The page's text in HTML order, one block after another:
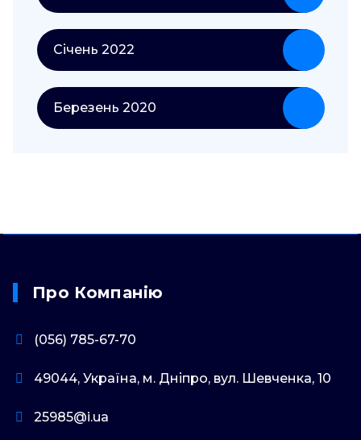
Січень 2022
Березень 2020
Про Компанію
(056) 785-67-70
49044, Україна, м. Дніпро, вул. Шевченка, 10
25985@i.ua